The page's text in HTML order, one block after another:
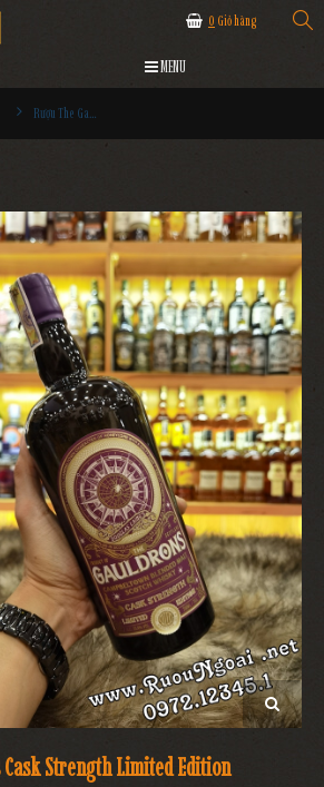
0 Giỏ hàng
MENU
Rượu The Gauldrons Cask Strength Limited Edition
Strength Limited Edition